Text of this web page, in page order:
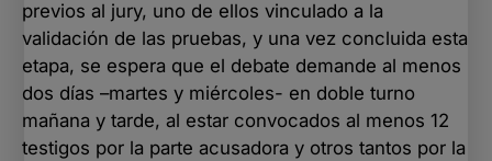
previos al jury, uno de ellos vinculado a la
validación de las pruebas, y una vez concluida esta
etapa, se espera que el debate demande al menos
dos días –martes y miércoles- en doble turno
mañana y tarde, al estar convocados al menos 12
testigos por la parte acusadora y otros tantos por la